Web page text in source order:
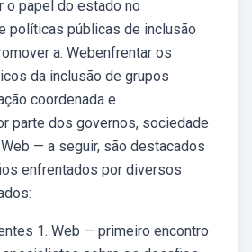
o papel do estado no
políticas públicas de inclusão
a. Webenfrentar os
da inclusão de grupos
coordenada e
parte dos governos, sociedade
— a seguir, são destacados
enfrentados por diversos
1. Web — primeiro encontro